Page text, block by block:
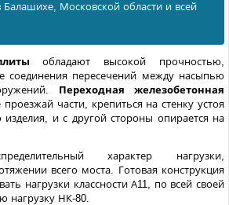
Балашихe, Московской области и всей
обладают высокой прочностью,
соединения пересечений между насыпью
Переходная железобетонная
проезжай части, крепиться на стенку устоя
и с другой стороны опирается на
характер нагрузки,
всего моста. Готовая конструкция
нагрузки классности А11, по всей своей
нагрузку НК-80.